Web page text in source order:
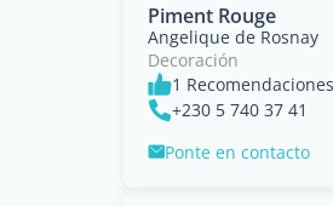
Piment Rouge
Angelique de Rosnay
Decoración
1 Recomendaciones
+230 5 740 37 41
Ponte en contacto